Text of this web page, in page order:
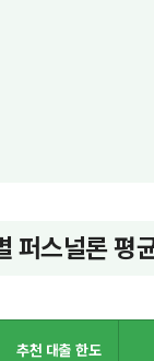
퍼스널론 평
추천 대출 한도